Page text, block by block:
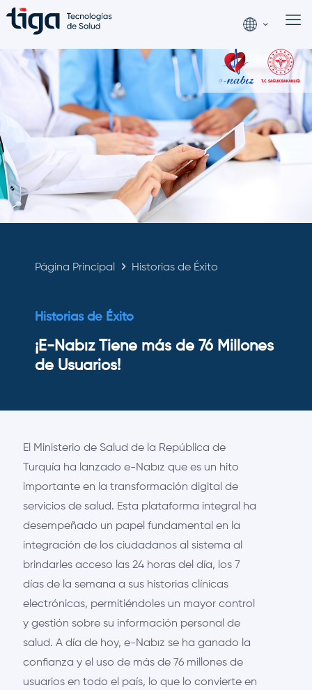
Página Principal Historias de Éxito
Historias de Éxito
¡E-Nabız Tiene más de 76 Millones
de Usuarios!
El Ministerio de Salud de la República de
Turquía ha lanzado e-Nabız que es un hito
importante en la transformación digital de
servicios de salud. Esta plataforma integral ha
desempeñado un papel fundamental en la
integración de los ciudadanos al sistema al
brindarles acceso las 24 horas del día, los 7
días de la semana a sus historias clínicas
electrónicas, permitiéndoles un mayor control
y gestión sobre su información personal de
salud. A día de hoy, e-Nabız se ha ganado la
confianza y el uso de más de 76 millones de
usuarios en todo el país, lo que lo convierte en